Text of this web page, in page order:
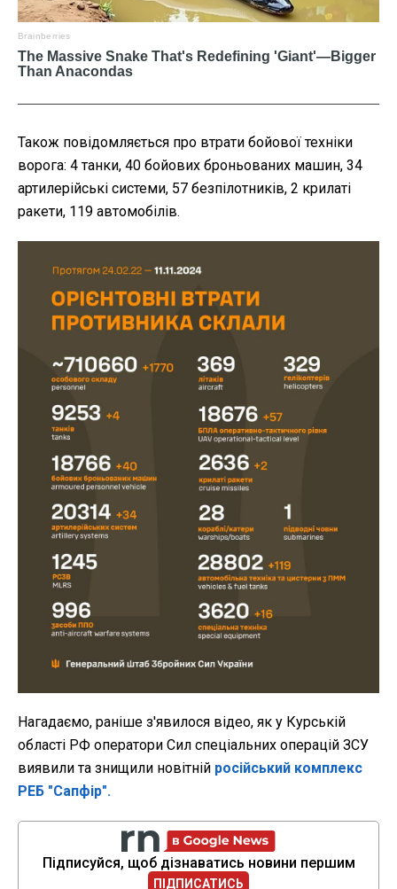
Також повідомляється про втрати бойової техніки
ворога: 4 танки, 40 бойових броньованих машин, 34
артилерійські системи, 57 безпілотників, 2 крилаті
ракети, 119 автомобілів.
Нагадаємо, раніше з'явилося відео, як у Курській
області РФ оператори Сил спеціальних операцій ЗСУ
виявили та знищили новітній російський комплекс
РЕБ "Сапфір".
Підписуйся, щоб дізнаватись новини першим
ПІДПИСАТИСЬ